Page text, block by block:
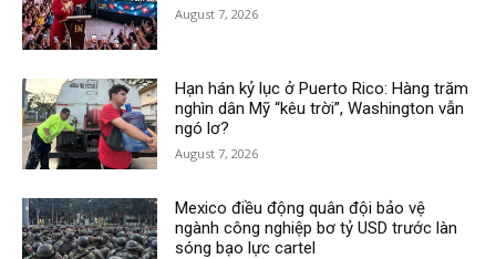
August 7, 2026
Hạn hán kỷ lục ở Puerto Rico: Hàng trăm
nghìn dân Mỹ “kêu trời”, Washington vẫn
ngó lơ?
August 7, 2026
Mexico điều động quân đội bảo vệ
ngành công nghiệp bơ tỷ USD trước làn
sóng bạo lực cartel